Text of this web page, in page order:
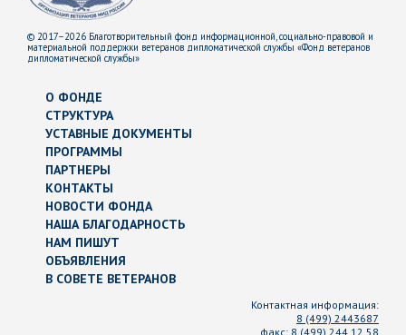
© 2017–2026 Благотворительный фонд информационной, социально-правовой и
материальной поддержки ветеранов дипломатической службы «Фонд ветеранов
дипломатической службы»
О ФОНДЕ
СТРУКТУРА
УСТАВНЫЕ ДОКУМЕНТЫ
ПРОГРАММЫ
ПАРТНЕРЫ
КОНТАКТЫ
НОВОСТИ ФОНДА
НАША БЛАГОДАРНОСТЬ
НАМ ПИШУТ
ОБЪЯВЛЕНИЯ
В СОВЕТЕ ВЕТЕРАНОВ
Контактная информация:
8 (499) 2443687
факс: 8 (499) 244 12 58